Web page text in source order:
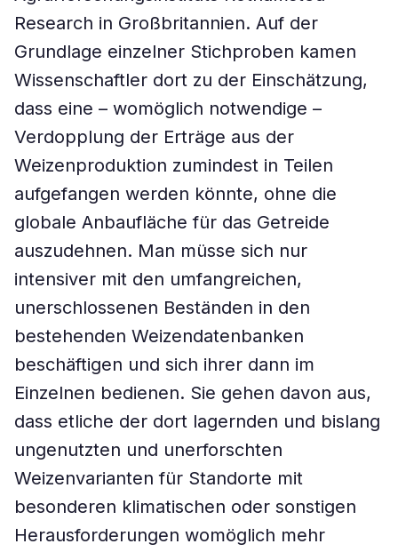
Research in Großbritannien. Auf der
Grundlage einzelner Stichproben kamen
Wissenschaftler dort zu der Einschätzung,
dass eine – womöglich notwendige –
Verdopplung der Erträge aus der
Weizenproduktion zumindest in Teilen
aufgefangen werden könnte, ohne die
globale Anbaufläche für das Getreide
auszudehnen. Man müsse sich nur
intensiver mit den umfangreichen,
unerschlossenen Beständen in den
bestehenden Weizendatenbanken
beschäftigen und sich ihrer dann im
Einzelnen bedienen. Sie gehen davon aus,
dass etliche der dort lagernden und bislang
ungenutzten und unerforschten
Weizenvarianten für Standorte mit
besonderen klimatischen oder sonstigen
Herausforderungen womöglich mehr